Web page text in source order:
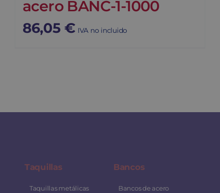
acero BANC-1-1000
86,05 € IVA no incluido
Taquillas
Taquillas metálicas
Bancos
Bancos de acero